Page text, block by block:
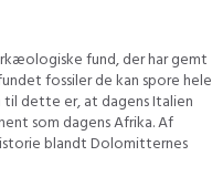
fund, der har gemt
fossiler de kan spore hele
dette er, at dagens Italien
som dagens Afrika. Af
blandt Dolomitternes